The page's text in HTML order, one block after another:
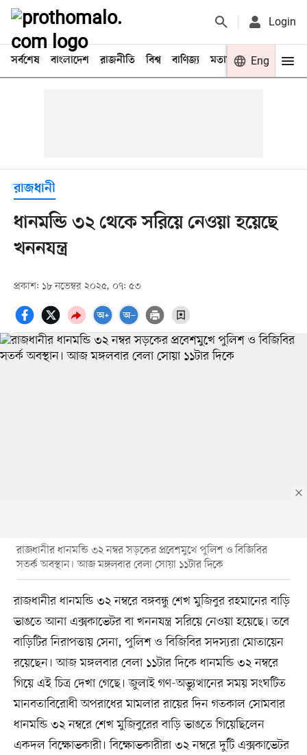
Login
সর্বশেষ বাংলাদেশ রাজনীতি বিশ্ব বাণিজ্য মতামত খেলা
Eng
রাজধানী
ধানমন্ডি ৩২ থেকে সরিয়ে নেওয়া হয়েছে
খননযন্ত্র
প্রকাশ: ১৮ নভেম্বর ২০২৫, ০৭: ৫৩
রাজধানীর ধানমন্ডি ৩২ নম্বর সড়কের প্রবেশমুখে পুলিশ ও বিজিবির
সতর্ক অবস্থান। আজ মঙ্গলবার বেলা সোয়া ১১টার দিকে
রাজধানীর ধানমন্ডি ৩২ নম্বরে বঙ্গবন্ধু শেখ মুজিবুর রহমানের বাড়ি
ভাঙতে আনা এক্সকাভেটর বা খননযন্ত্র সরিয়ে নেওয়া হয়েছে। তবে
বাড়িটির নিরাপত্তায় সেনা, পুলিশ ও বিজিবির সদস্যরা মোতায়েন
রয়েছেন। আজ মঙ্গলবার বেলা ১১টার দিকে ধানমন্ডি ৩২ নম্বরে
গিয়ে এই চিত্র দেখা গেছে। জুলাই গণ-অভ্যুত্থানের সময় সংঘটিত
মানবতাবিরোধী অপরাধের মামলার রায়ের দিন গতকাল সোমবার
ধানমন্ডি ৩২ নম্বরে শেখ মুজিবুরের বাড়ি ভাঙতে গিয়েছিলেন
একদল বিক্ষোভকারী। বিক্ষোভকারীরা ৩২ নম্বরে দুটি এক্সকাভেটর